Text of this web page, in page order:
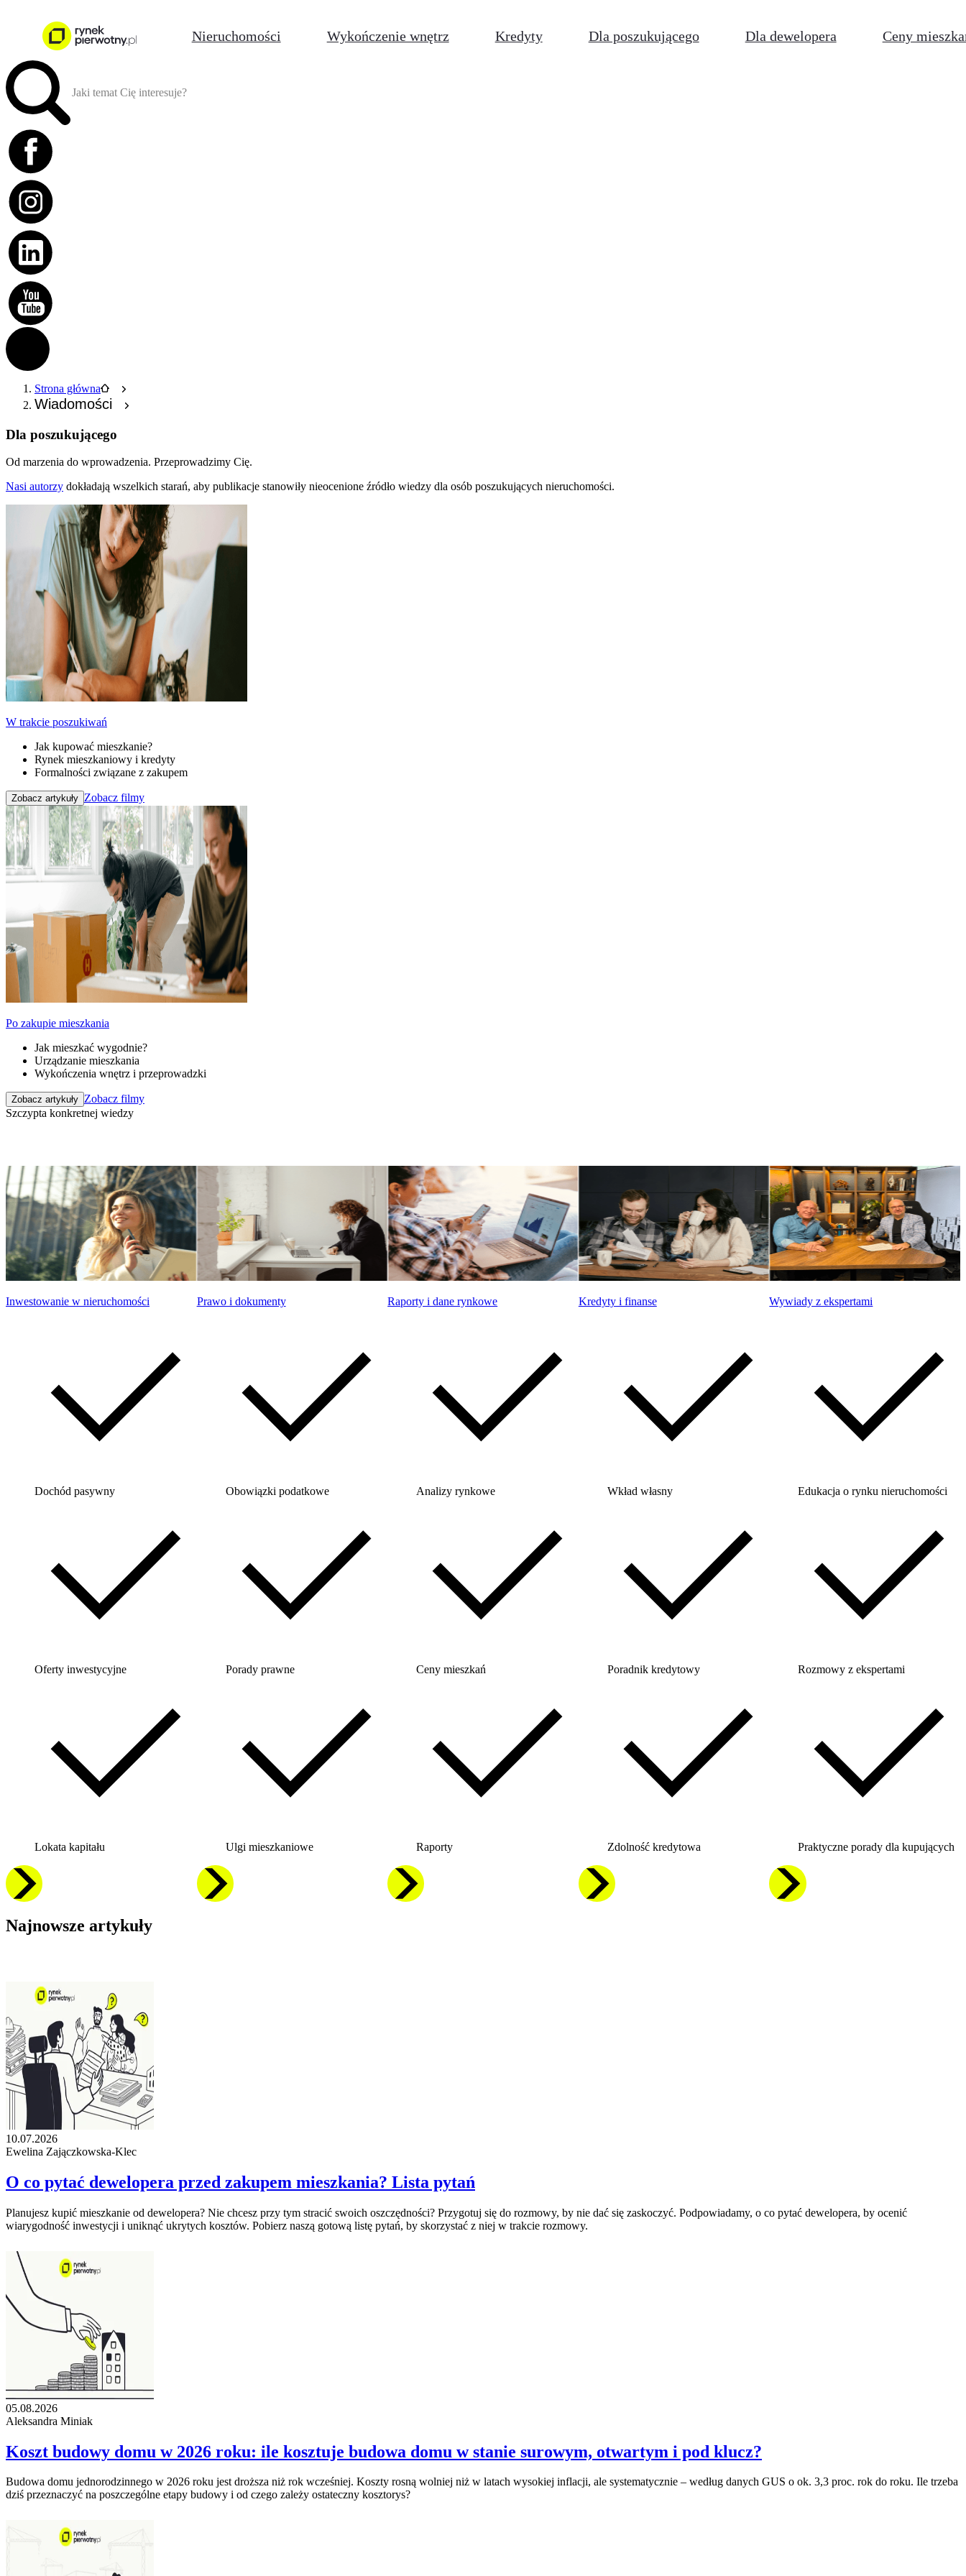
Nieruchomości Wykończenie wnętrz Kredyty Dla poszukującego Dla dewelopera Ceny
Jaki temat Cię interesuje?
Strona główna
Wiadomości
Dla poszukującego
Od marzenia do wprowadzenia. Przeprowadzimy Cię.
Nasi autorzy dokładają wszelkich starań, aby publikacje stanowiły nieocenione źródło wiedzy dla osób poszukujących nieruchomości.
W trakcie poszukiwań
Jak kupować mieszkanie?
Rynek mieszkaniowy i kredyty
Formalności związane z zakupem
Zobacz artykuły Zobacz filmy
Po zakupie mieszkania
Jak mieszkać wygodnie?
Urządzanie mieszkania
Wykończenia wnętrz i przeprowadzki
Zobacz artykuły Zobacz filmy
Szczypta konkretnej wiedzy
Inwestowanie w nieruchomości
Dochód pasywny
Oferty inwestycyjne
Lokata kapitału
Prawo i dokumenty
Obowiązki podatkowe
Porady prawne
Ulgi mieszkaniowe
Raporty i dane rynkowe
Analizy rynkowe
Ceny mieszkań
Raporty
Kredyty i finanse
Wkład własny
Poradnik kredytowy
Zdolność kredytowa
Wywiady z ekspertami
Edukacja o rynku nieruchomości
Rozmowy z ekspertami
Praktyczne porady dla kupujących
Najnowsze artykuły
10.07.2026
Ewelina Zajączkowska-Klec
O co pytać dewelopera przed zakupem mieszkania? Lista pytań
Planujesz kupić mieszkanie od dewelopera? Nie chcesz przy tym stracić swoich oszczędności? Przygotuj się do rozmowy, by nie dać się zaskoczyć. Podpowiadamy, o co pytać dewelopera, by ocenić
wiarygodność inwestycji i uniknąć ukrytych kosztów. Pobierz naszą gotową listę pytań, by skorzystać z niej w trakcie rozmowy.
05.08.2026
Aleksandra Miniak
Koszt budowy domu w 2026 roku: ile kosztuje budowa domu w stanie surowym, otwartym i pod klucz?
Budowa domu jednorodzinnego w 2026 roku jest droższa niż rok wcześniej. Koszty rosną wolniej niż w latach wysokiej inflacji, ale systematycznie – według danych GUS o ok. 3,3 proc. rok do roku. Ile trzeba
dziś przeznaczyć na poszczególne etapy budowy i od czego zależy ostateczny kosztorys?